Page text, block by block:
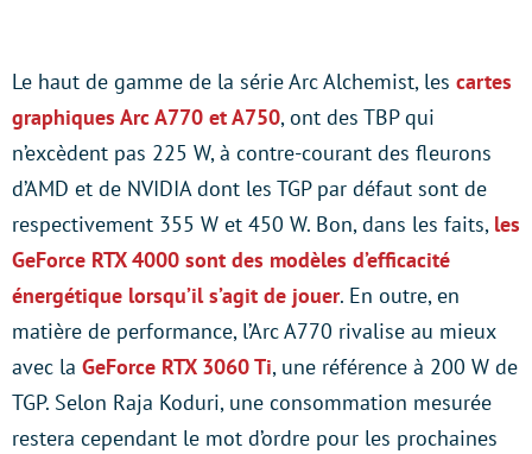
Le haut de gamme de la série Arc Alchemist, les cartes
graphiques Arc A770 et A750, ont des TBP qui
n’excèdent pas 225 W, à contre-courant des fleurons
d’AMD et de NVIDIA dont les TGP par défaut sont de
respectivement 355 W et 450 W. Bon, dans les faits, les
GeForce RTX 4000 sont des modèles d’efficacité
énergétique lorsqu’il s’agit de jouer. En outre, en
matière de performance, l’Arc A770 rivalise au mieux
avec la GeForce RTX 3060 Ti, une référence à 200 W de
TGP. Selon Raja Koduri, une consommation mesurée
restera cependant le mot d’ordre pour les prochaines